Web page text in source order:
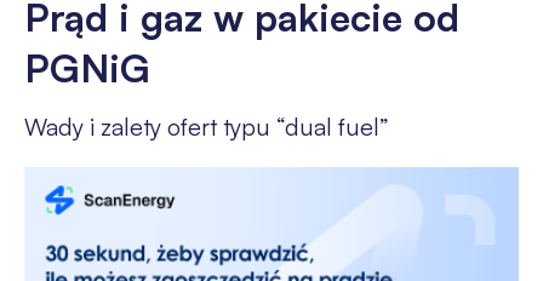
Prąd i gaz w pakiecie od
PGNiG
Wady i zalety ofert typu “dual fuel”